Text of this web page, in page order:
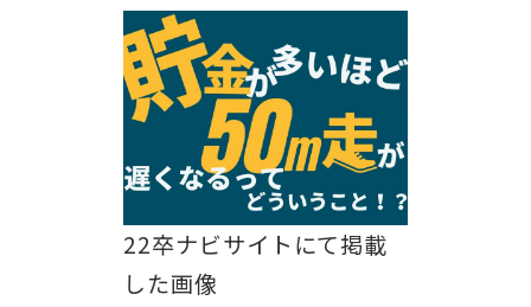
22卒ナビサイトにて掲載
した画像